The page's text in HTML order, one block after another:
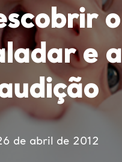
o
e a
de abril de 2012